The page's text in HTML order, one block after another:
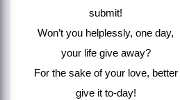
submit!
Won’t you helplessly, one day,
your life give away?
For the sake of your love, better
give it to-day!